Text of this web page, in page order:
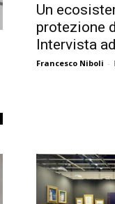
Un
protezione
Intervista
Francesco Niboli -